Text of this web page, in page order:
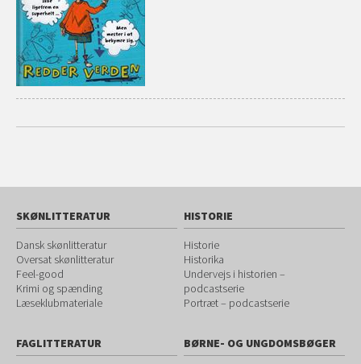
SKØNLITTERATUR
Dansk skønlitteratur
Oversat skønlitteratur
Feel-good
Krimi og spænding
Læseklubmateriale
HISTORIE
Historie
Historika
Undervejs i historien –
podcastserie
Portræt – podcastserie
FAGLITTERATUR
BØRNE- OG UNGDOMSBØGER